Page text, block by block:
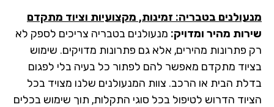
מנעולנים בטבריה: זמינות, מקצועיות וציוד מתקדם
שירות מהיר ומדויק: מנעולנים בטבריה צריכים לספק לא
רק פתרונות מהירים, אלא גם פתרונות מדויקים. שימוש
בציוד מתקדם מאפשר להם לפתור כל בעיה בלי לפגום
בדלת הבית או הרכב. צוות המנעולנים שלנו מצויד בכל
הציוד הדרוש לטיפול בכל סוגי התקלות, תוך שימוש בכלים